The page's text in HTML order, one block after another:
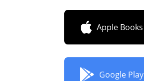
Apple Books
Google Play